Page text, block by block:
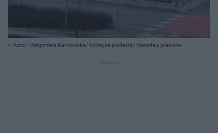
Autor: Małgorzata Karwowska/ kolizyjne podlasie/ Materiały prasowe